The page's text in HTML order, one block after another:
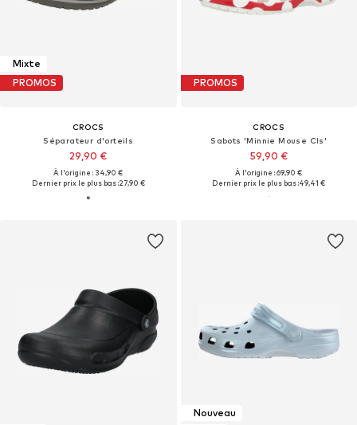
Mixte
PROMOS
CROCS
Séparateur d'orteils
29,90 €
À l'origine : 34,90 €
Dernier prix le plus bas :27,90 €
PROMOS
CROCS
Sabots 'Minnie Mouse Cls'
59,90 €
À l'origine : 69,90 €
Dernier prix le plus bas :49,41 €
Nouveau